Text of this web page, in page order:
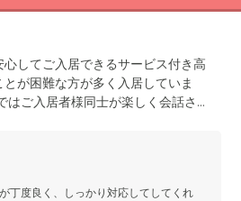
してご入居できるサービス付き高
が困難な方が多く入居していま
ご入居者様同士が楽しく会話され
安心してお過ごしください。
丁度良く、しっかり対応してしてくれ